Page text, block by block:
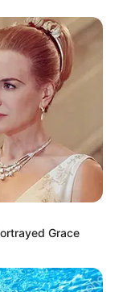
Grace